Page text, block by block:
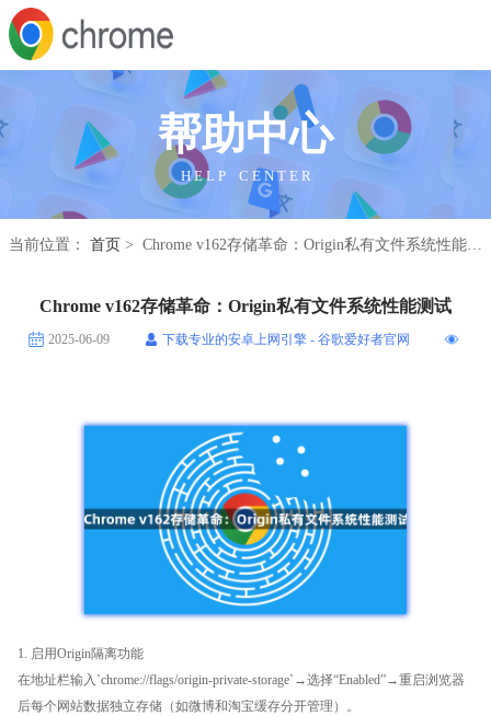
帮助中心
H E L P C E N T E R
当前位置： 首页 > Chrome v162存储革命：Origin私有文件系统性能测试
Chrome v162存储革命：Origin私有文件系统性能测试
2025-06-09 下载专业的安卓上网引擎 - 谷歌爱好者官网
1. 启用Origin隔离功能
在地址栏输入`chrome://flags/origin-private-storage`→选择“Enabled”→重启浏览器
后每个网站数据独立存储（如微博和淘宝缓存分开管理）。